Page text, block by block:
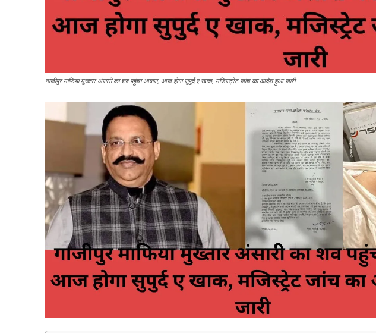
गाजीपुर माफिया मुख्तार अंसारी का शव पहुंचा आवास, आज होगा सुपुर्द ए खाक, मजिस्ट्रेट जांच का आदेश हुआ जारी